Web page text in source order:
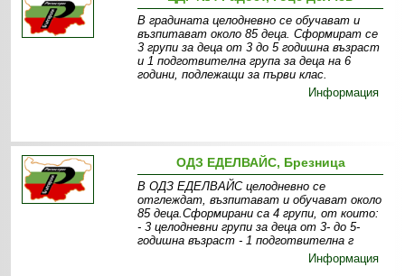
В градината целодневно се обучават и
възпитават около 85 деца. Сформират се
3 групи за деца от 3 до 5 годишна възраст
и 1 подготвителна група за деца на 6
години, подлежащи за първи клас.
Информация
ОДЗ ЕДЕЛВАЙС, Брезница
В ОДЗ ЕДЕЛВАЙС целодневно се
отглеждат, възпитават и обучават около
85 деца.Сформирани са 4 групи, от които:
- 3 целодневни групи за деца от 3- до 5-
годишна възраст - 1 подготвителна г
Информация